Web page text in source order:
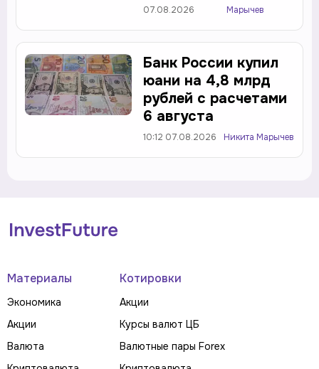
07.08.2026
Марычев
Банк России купил
юани на 4,8 млрд
рублей с расчетами
6 августа
10:12 07.08.2026 Никита Марычев
Материалы
Экономика
Акции
Валюта
Котировки
Акции
Курсы валют ЦБ
Валютные пары Forex